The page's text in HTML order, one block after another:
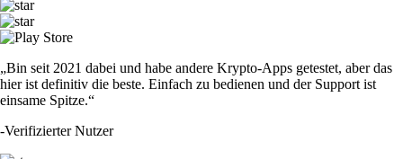
„Bin seit 2021 dabei und habe andere Krypto-Apps getestet, aber das
hier ist definitiv die beste. Einfach zu bedienen und der Support ist
einsame Spitze.“
-Verifizierter Nutzer